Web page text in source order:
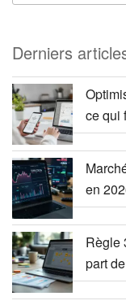
Derniers
ce qui
en
Règle
part